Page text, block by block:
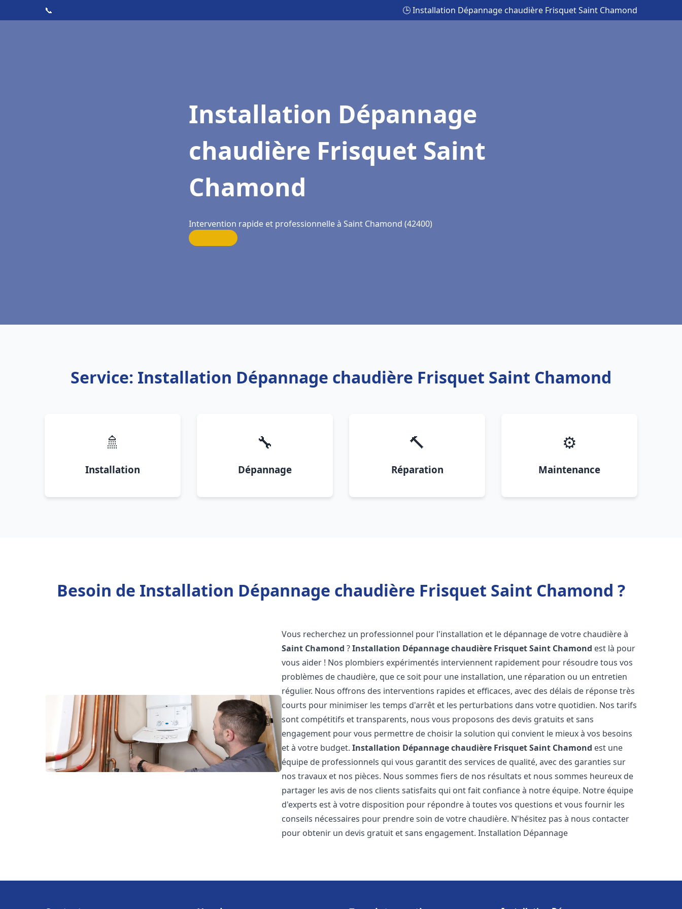
📞 🕒 Installation Dépannage chaudière Frisquet Saint Chamond
Installation Dépannage
chaudière Frisquet Saint
Chamond
Intervention rapide et professionnelle à Saint Chamond (42400)
Service: Installation Dépannage chaudière Frisquet Saint Chamond
🚿
Installation
🔧
Dépannage
🔨
Réparation
⚙️
Maintenance
Besoin de Installation Dépannage chaudière Frisquet Saint Chamond ?
Vous recherchez un professionnel pour l'installation et le dépannage de votre chaudière à
Saint Chamond ?Installation Dépannage chaudière FrisquetSaint Chamond est là pour
vous aider ! Nos plombiers expérimentés interviennent rapidement pour résoudre tous vos
problèmes de chaudière, que ce soit pour une installation, une réparation ou un entretien
régulier. Nous offrons des interventions rapides et efficaces, avec des délais de réponse très
courts pour minimiser les temps d'arrêt et les perturbations dans votre quotidien. Nos tarifs
sont compétitifs et transparents, nous vous proposons des devis gratuits et sans
engagement pour vous permettre de choisir la solution qui convient le mieux à vos besoins
et à votre budget.Installation Dépannage chaudière FrisquetSaint Chamond est une
équipe de professionnels qui vous garantit des services de qualité, avec des garanties sur
nos travaux et nos pièces. Nous sommes fiers de nos résultats et nous sommes heureux de
partager les avis de nos clients satisfaits qui ont fait confiance à notre équipe. Notre équipe
d'experts est à votre disposition pour répondre à toutes vos questions et vous fournir les
conseils nécessaires pour prendre soin de votre chaudière. N'hésitez pas à nous contacter
pour obtenir un devis gratuit et sans engagement. Installation Dépannage